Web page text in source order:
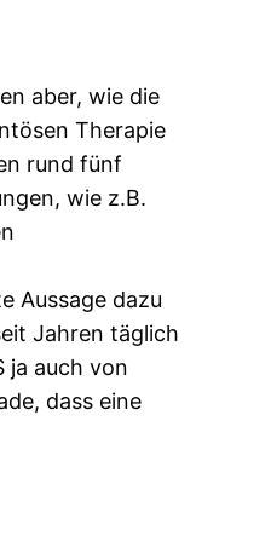
aber, wie die
Therapie
rund fünf
wie z.B.
Aussage dazu
Jahren täglich
ja auch von
dass eine